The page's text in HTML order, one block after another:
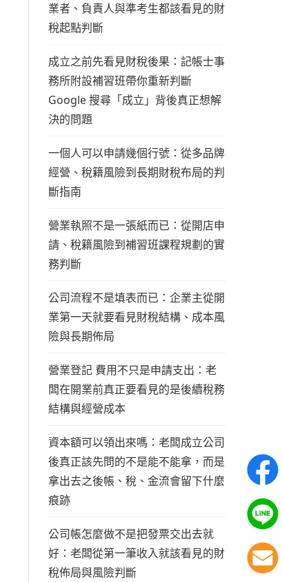
業者、負責人與準考生都該看見的財
稅起點判斷
成立之前先看見財稅後果：記帳士事
務所附設補習班帶你重新判斷
Google 搜尋「成立」背後真正想解
決的問題
一個人可以申請幾個行號：從多品牌
經營、稅籍風險到長期財稅布局的判
斷指南
營業執照不是一張紙而已：從開店申
請、稅籍風險到補習班課程規劃的實
務判斷
公司流程不是填表而已：企業主從開
業第一天就要看見財稅結構、成本風
險與長期佈局
營業登記 費用不只是申請支出：老
闆在開業前真正要看見的是後續稅務
結構與經營成本
資本額可以領出來嗎：老闆成立公司
後真正該先問的不是能不能拿，而是
拿出去之後帳、稅、金流會留下什麼
痕跡
公司帳怎麼做不是把發票交出去就
好：老闆從第一筆收入就該看見的財
稅佈局與風險判斷